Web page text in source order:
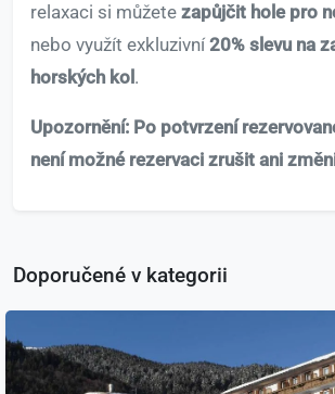
relaxaci si můžete zapůjčit hole pro
nebo využít exkluzivní 20% slevu na
horských kol .
Upozornění: Po potvrzení
není možné rezervaci zrušit ani
Doporučené v kategorii